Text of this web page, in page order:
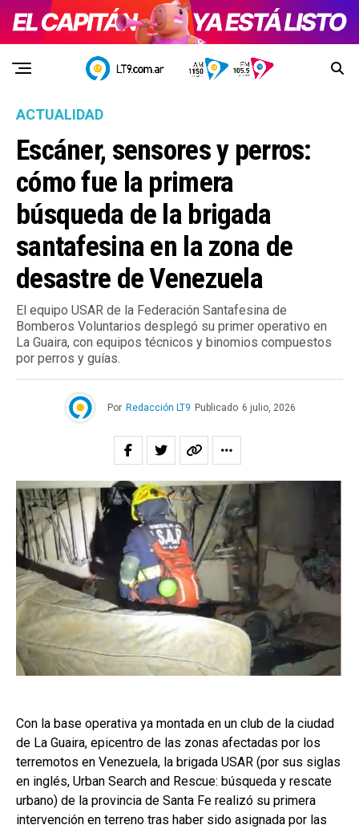
ACTUALIDAD
Escáner, sensores y perros:
cómo fue la primera
búsqueda de la brigada
santafesina en la zona de
desastre de Venezuela
El equipo USAR de la Federación Santafesina de
Bomberos Voluntarios desplegó su primer operativo en
La Guaira, con equipos técnicos y binomios compuestos
por perros y guías.
Por Redacción LT9 Publicado 6 julio, 2026
Con la base operativa ya montada en un club de la ciudad
de La Guaira, epicentro de las zonas afectadas por los
terremotos en Venezuela, la brigada USAR (por sus siglas
en inglés, Urban Search and Rescue: búsqueda y rescate
urbano) de la provincia de Santa Fe realizó su primera
intervención en terreno tras haber sido asignada por las